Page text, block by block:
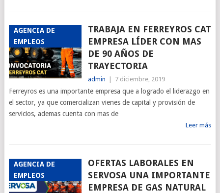
AGENCIA DE
EMPLEOS
TRABAJA EN FERREYROS CAT
EMPRESA LÍDER CON MAS
DE 90 AÑOS DE
TRAYECTORIA
admin 7 diciembre, 2019
Ferreyros es una importante empresa que a logrado el liderazgo en
el sector, ya que comercializan vienes de capital y provisión de
servicios, ademas cuenta con mas de
Leer más
AGENCIA DE
EMPLEOS
OFERTAS LABORALES EN
SERVOSA UNA IMPORTANTE
EMPRESA DE GAS NATURAL